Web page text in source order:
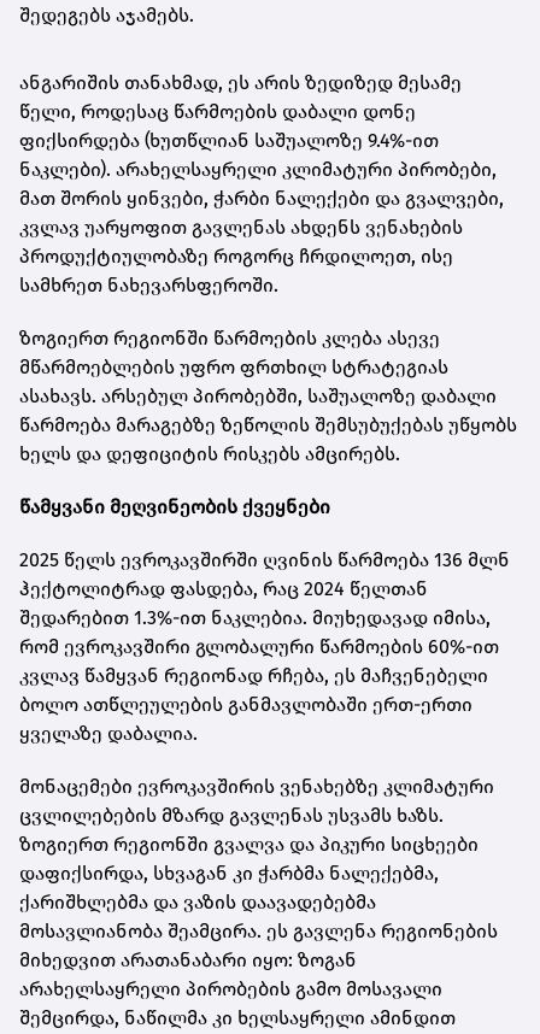
შედეგებს აჯამებს.
ანგარიშის თანახმად, ეს არის ზედიზედ მესამე
წელი, როდესაც წარმოების დაბალი დონე
ფიქსირდება (ხუთწლიან საშუალოზე 9.4%-ით
ნაკლები). არახელსაყრელი კლიმატური პირობები,
მათ შორის ყინვები, ჭარბი ნალექები და გვალვები,
კვლავ უარყოფით გავლენას ახდენს ვენახების
პროდუქტიულობაზე როგორც ჩრდილოეთ, ისე
სამხრეთ ნახევარსფეროში.
ზოგიერთ რეგიონში წარმოების კლება ასევე
მწარმოებლების უფრო ფრთხილ სტრატეგიას
ასახავს. არსებულ პირობებში, საშუალოზე დაბალი
წარმოება მარაგებზე ზეწოლის შემსუბუქებას უწყობს
ხელს და დეფიციტის რისკებს ამცირებს.
წამყვანი მეღვინეობის ქვეყნები
2025 წელს ევროკავშირში ღვინის წარმოება 136 მლნ
ჰექტოლიტრად ფასდება, რაც 2024 წელთან
შედარებით 1.3%-ით ნაკლებია. მიუხედავად იმისა,
რომ ევროკავშირი გლობალური წარმოების 60%-ით
კვლავ წამყვან რეგიონად რჩება, ეს მაჩვენებელი
ბოლო ათწლეულების განმავლობაში ერთ-ერთი
ყველაზე დაბალია.
მონაცემები ევროკავშირის ვენახებზე კლიმატური
ცვლილებების მზარდ გავლენას უსვამს ხაზს.
ზოგიერთ რეგიონში გვალვა და პიკური სიცხეები
დაფიქსირდა, სხვაგან კი ჭარბმა ნალექებმა,
ქარიშხლებმა და ვაზის დაავადებებმა
მოსავლიანობა შეამცირა. ეს გავლენა რეგიონების
მიხედვით არათანაბარი იყო: ზოგან
არახელსაყრელი პირობების გამო მოსავალი
შემცირდა, ნაწილმა კი ხელსაყრელი ამინდით